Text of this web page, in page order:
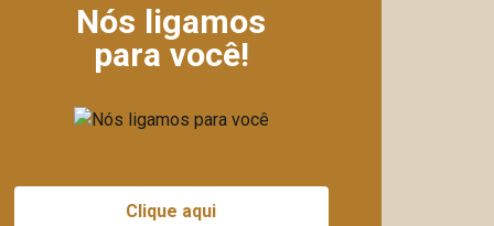
Nós ligamos
para você!
Clique aqui